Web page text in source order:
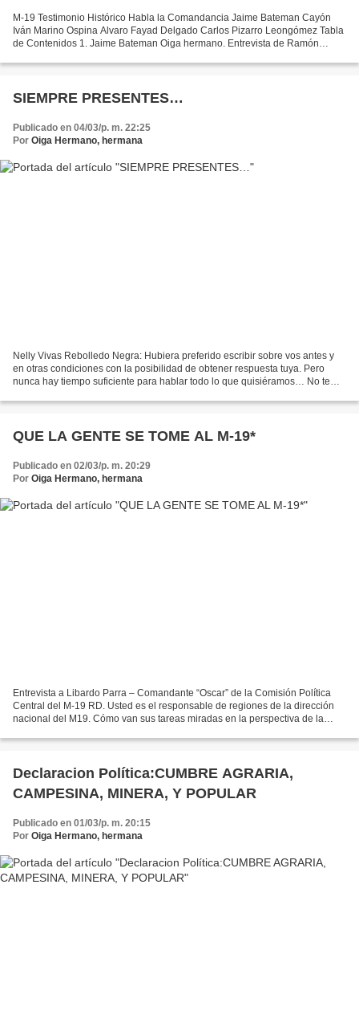
M-19 Testimonio Histórico Habla la Comandancia Jaime Bateman Cayón
Iván Marino Ospina Alvaro Fayad Delgado Carlos Pizarro Leongómez Tabla
de Contenidos 1. Jaime Bateman Oiga hermano. Entrevista de Ramón
SIEMPRE PRESENTES…
Publicado en 04/03/p. m. 22:25
Por Oiga Hermano, hermana
Nelly Vivas Rebolledo Negra: Hubiera preferido escribir sobre vos antes y
en otras condiciones con la posibilidad de obtener respuesta tuya. Pero
nunca hay tiempo suficiente para hablar todo lo que quisiéramos… No te
QUE LA GENTE SE TOME AL M-19*
Publicado en 02/03/p. m. 20:29
Por Oiga Hermano, hermana
Entrevista a Libardo Parra – Comandante “Oscar” de la Comisión Política
Central del M-19 RD. Usted es el responsable de regiones de la dirección
nacional del M19. Cómo van sus tareas miradas en la perspectiva de la
Declaracion Política:CUMBRE AGRARIA,
CAMPESINA, MINERA, Y POPULAR
Publicado en 01/03/p. m. 20:15
Por Oiga Hermano, hermana